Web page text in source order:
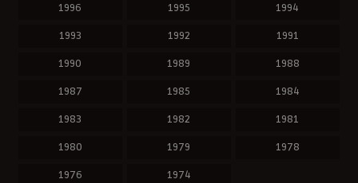
1996 1995 1994
1993 1992 1991
1990 1989 1988
1987 1985 1984
1983 1982 1981
1980 1979 1978
1976 1974